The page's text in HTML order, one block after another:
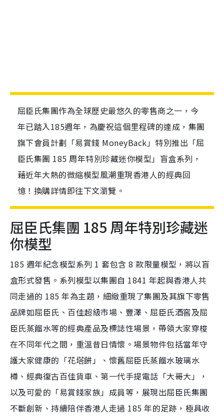
屈臣氏集團作為全球歷史最悠久的零售商之一，今
年已踏入185週年，為慶祝這個里程碑的達成，集團
旗下會員計劃「易賞錢 MoneyBack」特別推出「屈
臣氏集團 185 周年特別珍藏迷你模型」盲盒系列，
藉近年大熱的微縮模型風潮重現香港人的經典回
憶！換購詳情即往下文瀏覽。
屈臣氏集團 185 周年特別珍藏迷
你模型
185 週年紀念模型系列 1 套包含 8 款限量模型，將以盲
盒形式發售。系列模型以集團自 1841 年起與香港人共
同走過的 185 年為主題，細緻重現了集團及其旗下零售
品牌如屈臣氏、百佳超級市場、豐澤、屈臣氏酒窖及屈
臣氏蒸餾水等的經典產品及標誌性場景，帶領大家穿梭
在不同年代之間，重溫昔日情懷。場景物件包括當年守
護大家健康的「花塔餅」、懷舊屈臣氏蒸餾水玻璃水
樽、經典復古百佳貨車、第一代手提電話「大哥大」，
以及可愛的「易賞錢家族」成員等，展現出屈臣氏集團
不斷創新、持續陪伴香港人走過 185 年的足跡，極具收